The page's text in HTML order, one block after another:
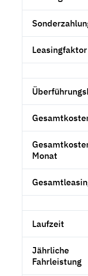
Leasingfaktor
Monat
Laufzeit
Jährliche
Fahrleistung